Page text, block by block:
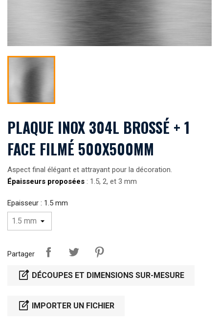
PLAQUE INOX 304L BROSSÉ + 1
FACE FILMÉ 500X500MM
Aspect final élégant et attrayant pour la décoration.
Épaisseurs proposées : 1.5, 2, et 3 mm
Epaisseur : 1.5 mm
Partager
edit_square DÉCOUPES ET DIMENSIONS SUR-MESURE
edit_square IMPORTER UN FICHIER